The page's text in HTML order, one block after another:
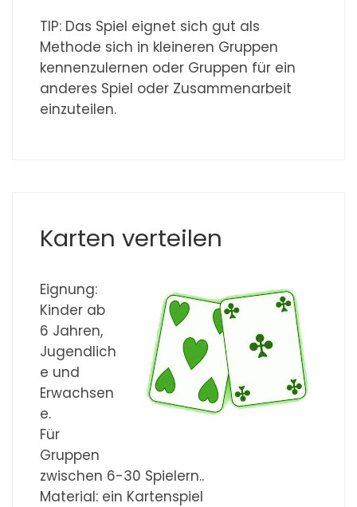
TIP: Das Spiel eignet sich gut als
Methode sich in kleineren Gruppen
kennenzulernen oder Gruppen für ein
anderes Spiel oder Zusammenarbeit
einzuteilen.
Karten verteilen
Eignung:
Kinder ab
6 Jahren,
Jugendlich
e und
Erwachsen
e.
Für
Gruppen
zwischen 6-30 Spielern..
Material: ein Kartenspiel